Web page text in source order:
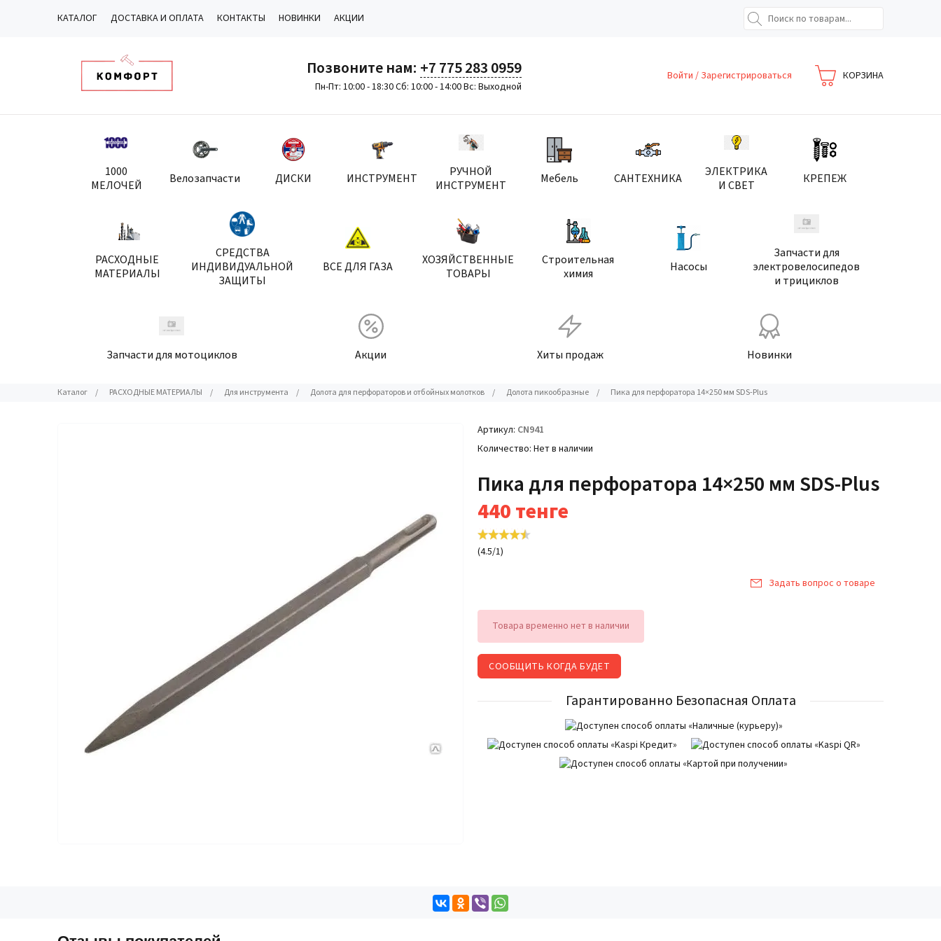
КАТАЛОГ ДОСТАВКА И ОПЛАТА КОНТАКТЫ НОВИНКИ АКЦИИ
Позвоните нам: +7 775 283 0959
Пн-Пт: 10:00 - 18:30 Сб: 10:00 - 14:00 Вс: Выходной
Войти / Зарегистрироваться КОРЗИНА
1000
МЕЛОЧЕЙ
Велозапчасти ДИСКИ ИНСТРУМЕНТ
РУЧНОЙ
ИНСТРУМЕНТ
Мебель САНТЕХНИКА
ЭЛЕКТРИКА
И СВЕТ
КРЕПЕЖ
РАСХОДНЫЕ
МАТЕРИАЛЫ
СРЕДСТВА
ИНДИВИДУАЛЬНОЙ
ЗАЩИТЫ
ВСЕ ДЛЯ ГАЗА
ХОЗЯЙСТВЕННЫЕ
ТОВАРЫ
Строительная
химия
Насосы
Запчасти для
электровелосипедов
и трициклов
Запчасти для мотоциклов Акции Хиты продаж Новинки
Каталог / РАСХОДНЫЕ МАТЕРИАЛЫ / Для инструмента / Долота для перфораторов и отбойных молотков / Долота пикообразные / Пика для перфоратора 14×250 мм SDS-Plus
Артикул CN941
Количество Нет в наличии
Пика для перфоратора 14×250 мм SDS-Plus
440тенге
(4.5/1)
Задать вопрос о товаре
Товара временно нет в наличии
СООБЩИТЬ КОГДА БУДЕТ
Гарантированно Безопасная Оплата